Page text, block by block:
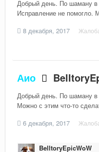
Добрый день. По шаману в
Исправление не помогло.
8 декабря, 2017
Аио
Добрый день. По шаману в
Можно с этим что-то
6 декабря, 2017
BelltoryEpicWoW